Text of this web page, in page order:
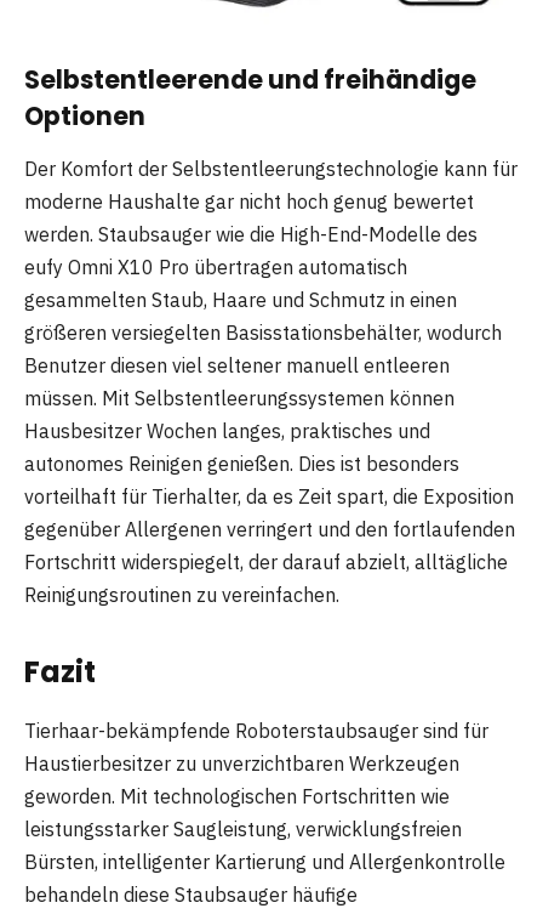
Selbstentleerende und freihändige
Optionen
Der Komfort der Selbstentleerungstechnologie kann für
moderne Haushalte gar nicht hoch genug bewertet
werden. Staubsauger wie die High-End-Modelle des
eufy Omni X10 Pro übertragen automatisch
gesammelten Staub, Haare und Schmutz in einen
größeren versiegelten Basisstationsbehälter, wodurch
Benutzer diesen viel seltener manuell entleeren
müssen. Mit Selbstentleerungssystemen können
Hausbesitzer Wochen langes, praktisches und
autonomes Reinigen genießen. Dies ist besonders
vorteilhaft für Tierhalter, da es Zeit spart, die Exposition
gegenüber Allergenen verringert und den fortlaufenden
Fortschritt widerspiegelt, der darauf abzielt, alltägliche
Reinigungsroutinen zu vereinfachen.
Fazit
Tierhaar-bekämpfende Roboterstaubsauger sind für
Haustierbesitzer zu unverzichtbaren Werkzeugen
geworden. Mit technologischen Fortschritten wie
leistungsstarker Saugleistung, verwicklungsfreien
Bürsten, intelligenter Kartierung und Allergenkontrolle
behandeln diese Staubsauger häufige